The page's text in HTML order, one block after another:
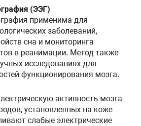
(ЭЭГ)
применима для
заболеваний,
сна и мониторинга
в реанимации. Метод также
исследованиях для
функционирования мозга.
активность мозга
установленных на коже
слабые электрические